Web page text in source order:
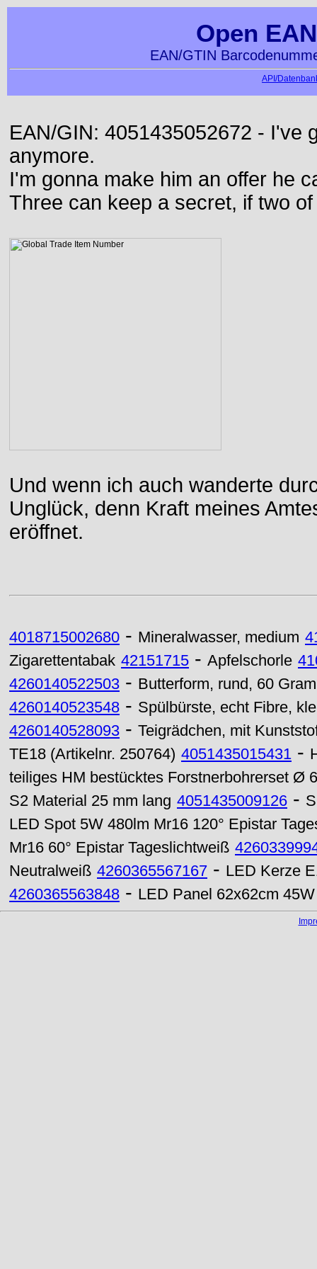
Open
EAN/GTIN
API/
EAN/GIN: 4051435052672 - I've
anymore.
I'm gonna make him an offer he
Three can keep a secret, if two
Und wenn ich auch wanderte
Unglück, denn Kraft meines
eröffnet.
4018715002680 - Mineralwasser, medium
Zigarettentabak 42151715 - Apfelschorle
4260140522503 - Butterform, rund, 60
4260140523548 - Spülbürste, echt Fibre,
4260140528093 - Teigrädchen, mit
TE18 (Artikelnr. 250764) 4051435015431 -
teiliges HM bestücktes Forstnerbohrerset Ø
S2 Material 25 mm lang 4051435009126 -
LED Spot 5W 480lm Mr16 120° Epistar
Mr16 60° Epistar Tageslichtweiß
Neutralweiß 4260365567167 - LED Kerze
4260365563848 - LED Panel 62x62cm